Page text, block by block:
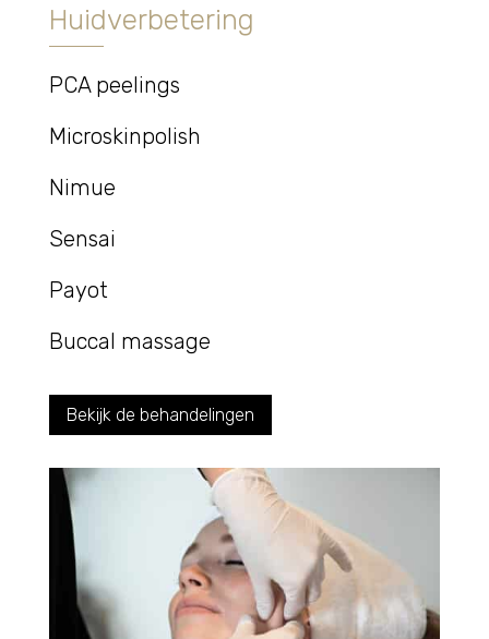
Huidverbetering
PCA peelings
Microskinpolish
Nimue
Sensai
Payot
Buccal massage
Bekijk de behandelingen